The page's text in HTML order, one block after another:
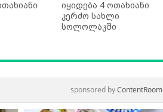
იყიდება 4 ოთახიანი
კერძო სახლი
სოლოლაკში
sponsored byContentRoom